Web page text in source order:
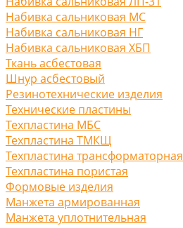
Набивка сальниковая МС
Набивка сальниковая НГ
Набивка сальниковая ХБП
Ткань асбестовая
Шнур асбестовый
Резинотехнические изделия
Технические пластины
Техпластина МБС
Техпластина ТМКЩ
Техпластина трансформаторная
Техпластина пористая
Формовые изделия
Манжета армированная
Манжета уплотнительная